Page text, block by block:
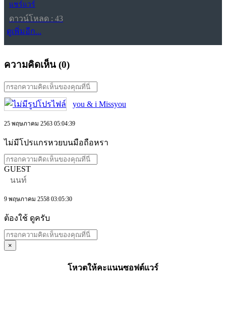
แชร์แวร์
ดาวน์โหลด : 43
ดูเพิ่มอีก...
ความคิดเห็น (0)
you & i Missyou
25 พฤษภาคม 2563 05:04:39
ไม่มีโปรแกรหวยบนมือถือหรา
GUEST
นนท์
9 พฤษภาคม 2558 03:05:30
ต้องใช้ ดูครับ
×
โหวตให้คะแนนซอฟต์แวร์